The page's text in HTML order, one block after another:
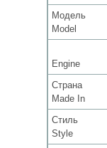
Модель
Model
Engine
Страна
Made In
Стиль
Style